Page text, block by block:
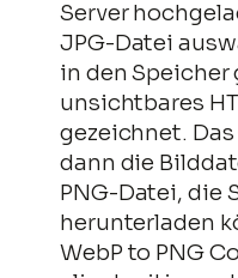
Server
JPG-Datei
in den Speicher
unsichtbares
gezeichnet.
dann die
PNG-Datei, die
herunterladen
WebP to PNG